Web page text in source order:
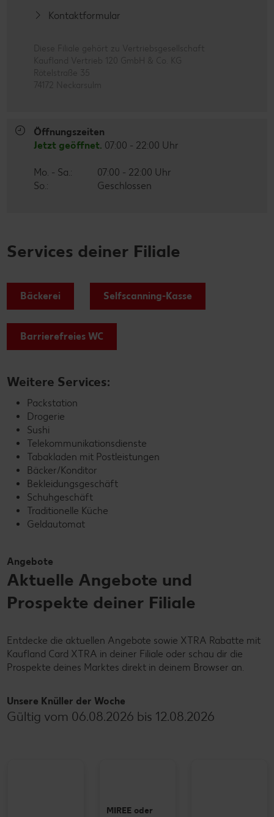
Kontaktformular
Diese Filiale gehört zu Vertriebsgesellschaft
Kaufland Vertrieb 120 GmbH & Co. KG
Rötelstraße 35
74172 Neckarsulm
Öffnungszeiten
Jetzt geöffnet. 07:00 - 22:00 Uhr
Mo. - Sa.:
07:00 - 22:00 Uhr
So.:
Geschlossen
Services deiner Filiale
Bäckerei Selfscanning-Kasse
Barrierefreies WC
Weitere Services:
Packstation
Drogerie
Sushi
Telekommunikationsdienste
Tabakladen mit Postleistungen
Bäcker/Konditor
Bekleidungsgeschäft
Schuhgeschäft
Traditionelle Küche
Geldautomat
Angebote
Aktuelle Angebote und
Prospekte deiner Filiale
Entdecke die aktuellen Angebote sowie XTRA Rabatte mit
Kaufland Card XTRA in deiner Filiale oder schau dir die
Prospekte deines Marktes direkt in deinem Browser an.
Unsere Knüller der Woche
Gültig vom 06.08.2026 bis 12.08.2026
MIREE oder